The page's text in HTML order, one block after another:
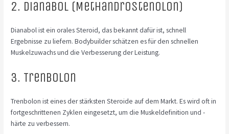
2. Dianabol (Methandrostenolon)
Dianabol ist ein orales Steroid, das bekannt dafür ist, schnell
Ergebnisse zu liefern. Bodybuilder schätzen es für den schnellen
Muskelzuwachs und die Verbesserung der Leistung.
3. Trenbolon
Trenbolon ist eines der stärksten Steroide auf dem Markt. Es wird oft in
fortgeschrittenen Zyklen eingesetzt, um die Muskeldefinition und -
härte zu verbessern.